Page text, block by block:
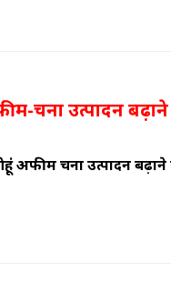
चना उत्पादन
अफीम चना उत्पादन